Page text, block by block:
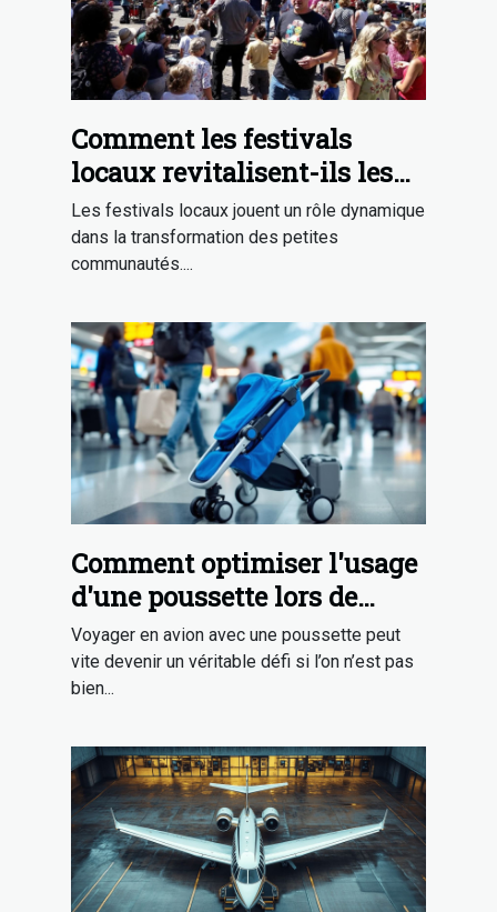
Comment les festivals
locaux revitalisent-ils les
petites communautés ?
Les festivals locaux jouent un rôle dynamique
dans la transformation des petites
communautés....
Comment optimiser l'usage
d'une poussette lors de
voyages en avion ?
Voyager en avion avec une poussette peut
vite devenir un véritable défi si l’on n’est pas
bien...